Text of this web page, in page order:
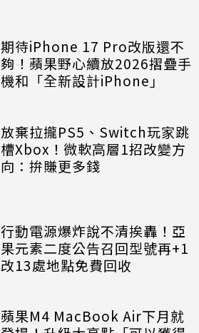
期待iPhone 17 Pro改版還不
夠！蘋果野心續放2026摺疊手
機和「全新設計iPhone」
放棄拉攏PS5、Switch玩家跳
槽Xbox！微軟高層1招改變方
向：拚賺更多錢
行動電源爆炸說不清挨轟！亞
果元素二度公告召回型號再+1
改13處地點免費回收
蘋果M4 MacBook Air下月就